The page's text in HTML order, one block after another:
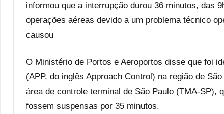
informou que a interrupção durou 36 minutos, das
operações aéreas devido a um problema técnico
causou
O Ministério de Portos e Aeroportos disse que foi
(APP, do inglês Approach Control) na região de
área de controle terminal de São Paulo (TMA-SP),
fossem suspensas por 35 minutos.